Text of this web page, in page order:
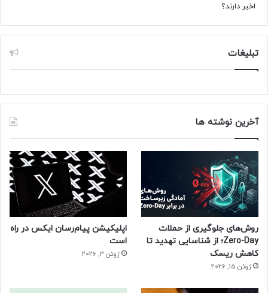
تبلیغات
آخرین نوشته ها
روش‌های جلوگیری از حملات
Zero-Day؛ از شناسایی تهدید تا
کاهش ریسک
ژوئن 15, 2026
اپلیکیشن پیام‌رسان ایکس در راه
است
ژوئن 3, 2026